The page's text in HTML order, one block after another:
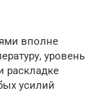
вполне
уровень
раскладке
усилий